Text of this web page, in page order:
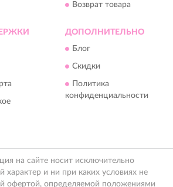
Возврат товара
ДОПОЛНИТЕЛЬНО
Блог
Скидки
Политика
конфиденциальности
на сайте носит исключительно
и ни при каких условиях не
офертой, определяемой положениями